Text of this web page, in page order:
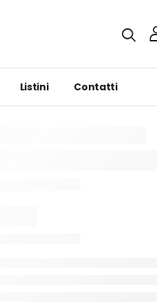
Listini Contatti